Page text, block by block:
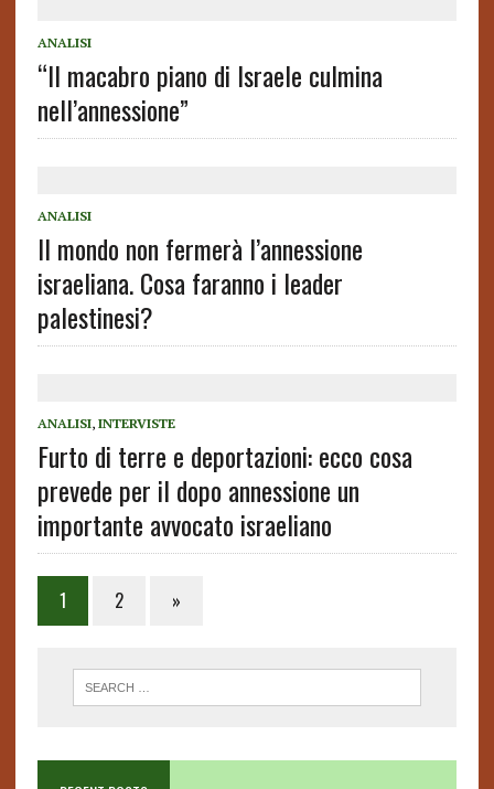
ANALISI
“Il macabro piano di Israele culmina
nell’annessione”
ANALISI
Il mondo non fermerà l’annessione
israeliana. Cosa faranno i leader
palestinesi?
ANALISI, INTERVISTE
Furto di terre e deportazioni: ecco cosa
prevede per il dopo annessione un
importante avvocato israeliano
Posts
pagination
1 2 »